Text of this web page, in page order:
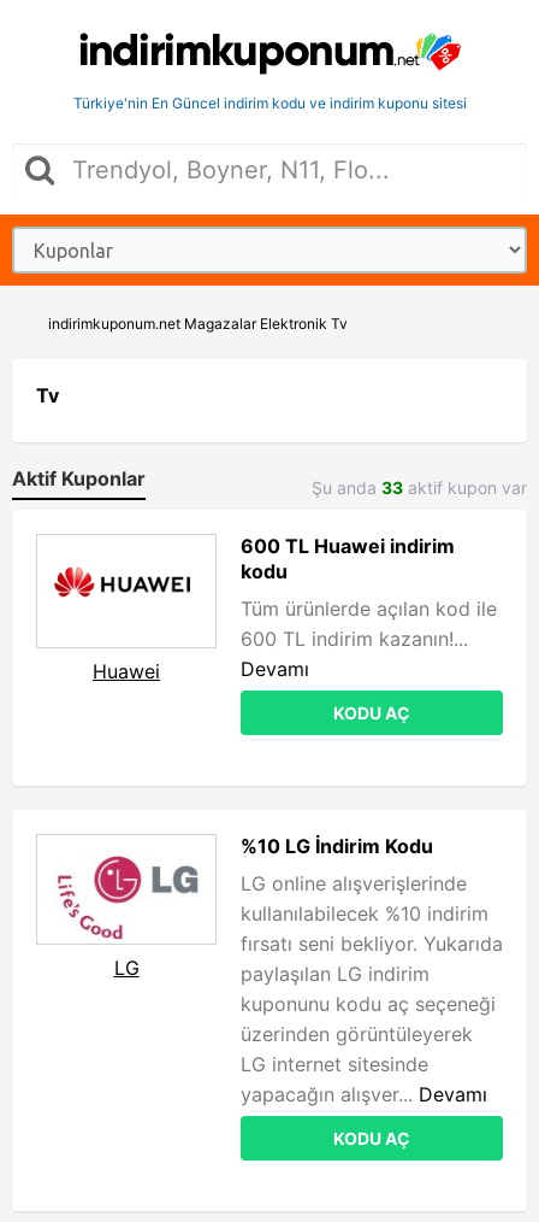
Türkiye'nin En Güncel indirim kodu ve indirim kuponu sitesi
indirimkuponum.net Magazalar Elektronik Tv
Tv
Aktif Kuponlar Şu anda 33 aktif kupon var
Huawei
600 TL Huawei indirim
kodu
Tüm ürünlerde açılan kod ile
600 TL indirim kazanın!...
Devamı
KODU AÇ
LG
%10 LG İndirim Kodu
LG online alışverişlerinde
kullanılabilecek %10 indirim
fırsatı seni bekliyor. Yukarıda
paylaşılan LG indirim
kuponunu kodu aç seçeneği
üzerinden görüntüleyerek
LG internet sitesinde
yapacağın alışver... Devamı
KODU AÇ